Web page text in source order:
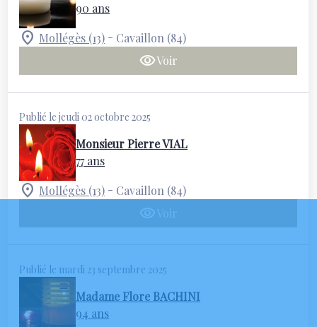
90 ans
Mollégès (13) - Cavaillon (84)
Voir
Publié le jeudi 02 octobre 2025
Monsieur Pierre VIAL
77 ans
Mollégès (13) - Cavaillon (84)
Voir
Publié le mardi 23 septembre 2025
Madame Flore BACHINI
94 ans